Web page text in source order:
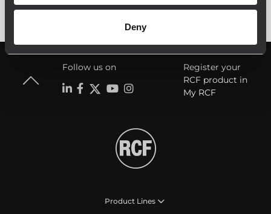
Deny
Follow us on
Register your
RCF product in
My RCF
Product Lines